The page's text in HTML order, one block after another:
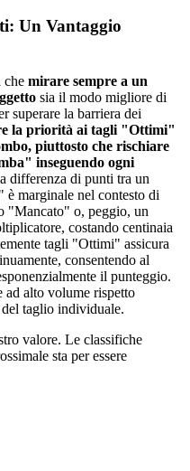
Un Vantaggio
che mirare sempre a un
sia il modo migliore di
superare la barriera dei
la priorità ai tagli "Ottimi"
piuttosto che rischiare
inseguendo ogni
differenza di punti tra un
marginale nel contesto di
"Mancato" o, peggio, un
costando centinaia
tagli "Ottimi" assicura
consentendo al
il punteggio.
ad alto volume rispetto
taglio individuale.
valore. Le classifiche
sta per essere